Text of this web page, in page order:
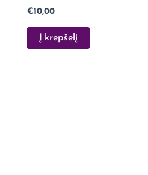
€10,00
Į krepšelį